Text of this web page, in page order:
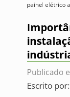
painel elétrico
Publicado
Escrito por: